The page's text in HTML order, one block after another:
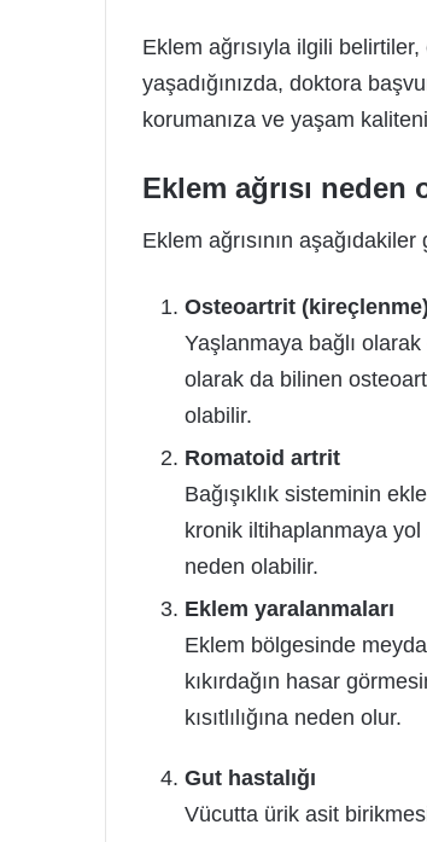
Eklem ağrısıyla ilgili
yaşadığınızda, doktora
korumanıza ve yaşam
Eklem ağrısı neden
Eklem ağrısının
Osteoartrit (kireçlenme)
Yaşlanmaya bağlı olarak
olarak da bilinen
olabilir.
Romatoid artrit
Bağışıklık sisteminin
kronik iltihaplanmaya
neden olabilir.
Eklem yaralanmaları
Eklem bölgesinde
kıkırdağın hasar
kısıtlılığına neden olur.
Gut hastalığı
Vücutta ürik asit